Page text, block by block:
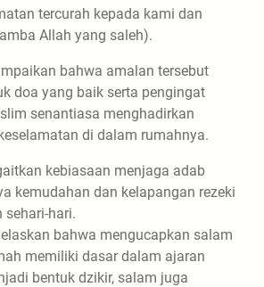
tercurah kepada kami dan
Allah yang saleh).
bahwa amalan tersebut
doa yang baik serta pengingat
senantiasa menghadirkan
di dalam rumahnya.
kebiasaan menjaga adab
kemudahan dan kelapangan rezeki
sehari-hari.
bahwa mengucapkan salam
memiliki dasar dalam ajaran
bentuk dzikir, salam juga